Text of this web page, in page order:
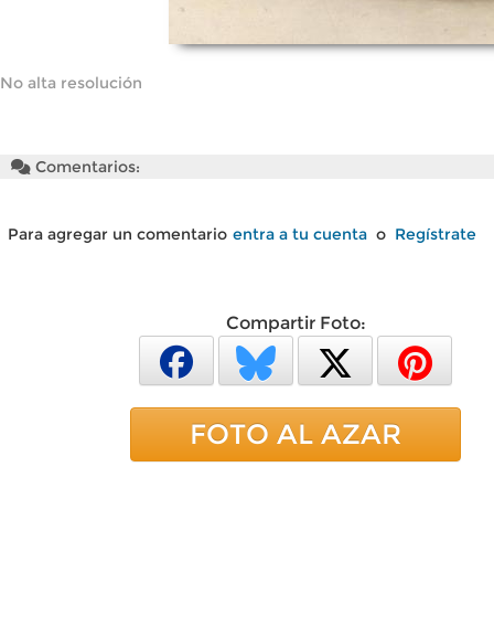
No alta resolución
Comentarios:
Para agregar un comentario entra a tu cuenta o Regístrate
Compartir Foto:
FOTO AL AZAR